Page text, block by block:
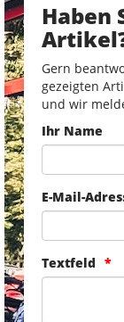
Haben
Gern
gezeigten
und wir
Ihr Name
E-Mail-
Textfeld